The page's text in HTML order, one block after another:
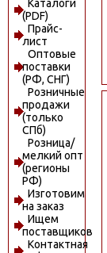
Каталоги
(PDF)
Прайс-
лист
Оптовые
поставки
(РФ, СНГ)
Розничные
продажи
(только
СПб)
Розница/
мелкий опт
(регионы
РФ)
Изготовим
на заказ
Ищем
поставщиков
Контактная